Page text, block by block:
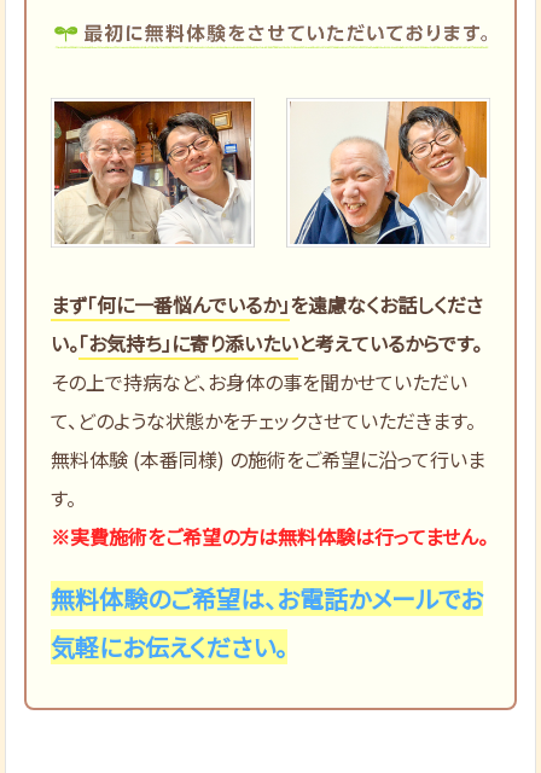
まず「何に一番悩んでいるか」を遠慮なくお話しくださ
い。「お気持ち」に寄り添いたいと考えているからです。
その上で持病など、お身体の事を聞かせていただい
て、どのような状態かをチェックさせていただきます。
無料体験 (本番同様) の施術をご希望に沿って行いま
す。
※実費施術をご希望の方は無料体験は行ってません。
無料体験のご希望は、お電話かメールでお
気軽にお伝えください。